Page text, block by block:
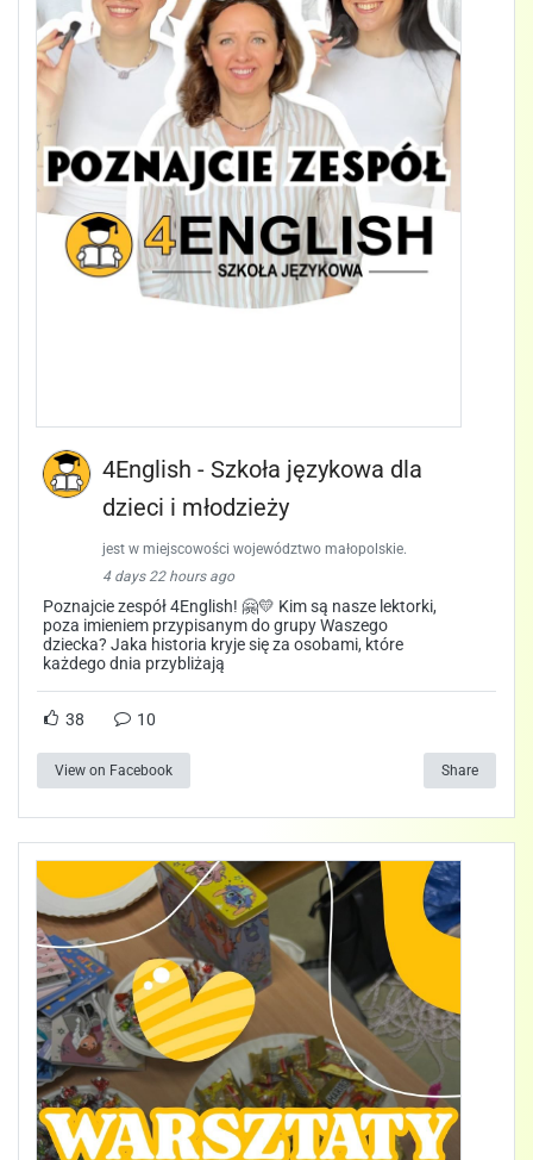
4English - Szkoła językowa dla
dzieci i młodzieży
jest w miejscowości województwo małopolskie.
4 days 22 hours ago
Poznajcie zespół 4English! 🤗💛 Kim są nasze lektorki,
poza imieniem przypisanym do grupy Waszego
dziecka? Jaka historia kryje się za osobami, które
każdego dnia przybliżają
38 10
View on Facebook Share